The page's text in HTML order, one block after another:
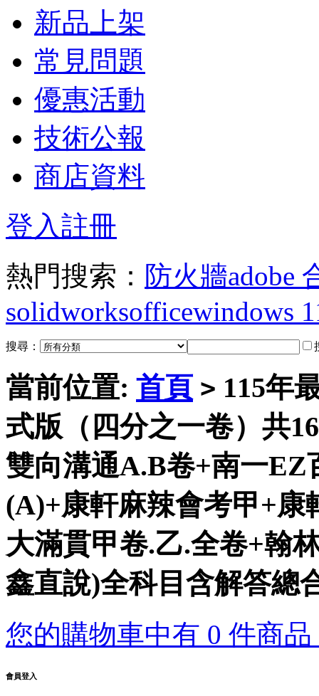
新品上架
常見問題
優惠活動
技術公報
商店資料
登入註冊
熱門搜索： 防火牆adobe
solidworksofficewindows
搜尋：
當前位置: 首頁 > 115年
式版（四分之一卷）共
雙向溝通A.B卷+南一EZ
(A)+康軒麻辣會考甲+
大滿貫甲卷.乙.全卷+翰
鑫直說)全科目含解答總
您的購物車中有 0 件商
會員登入